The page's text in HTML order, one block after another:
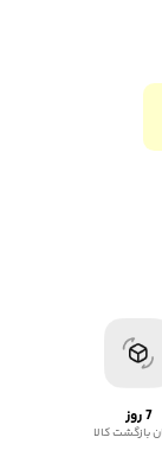
7 روز
بازگشت کالا